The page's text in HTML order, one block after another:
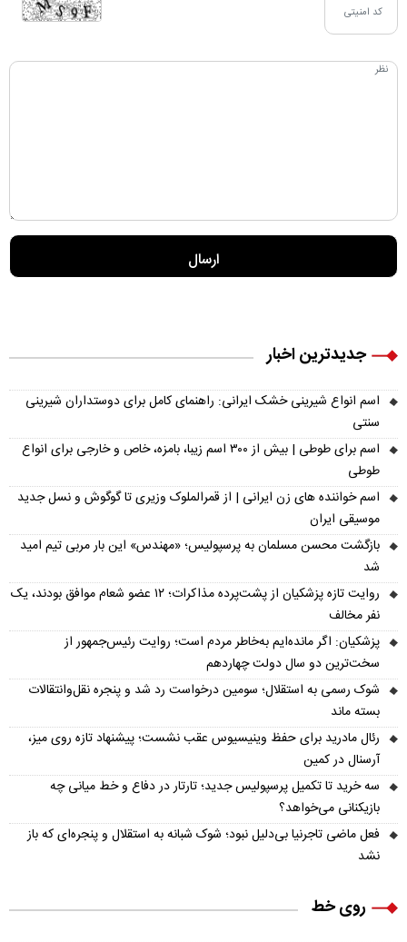
جدیدترین اخبار
اسم انواع شیرینی خشک ایرانی: راهنمای کامل برای دوستداران شیرینی
سنتی
اسم برای طوطی | بیش از ۳۰۰ اسم زیبا، بامزه، خاص و خارجی برای انواع
طوطی
اسم خواننده های زن ایرانی | از قمرالملوک وزیری تا گوگوش و نسل جدید
موسیقی ایران
بازگشت محسن مسلمان به پرسپولیس؛ «مهندس» این بار مربی تیم امید
شد
روایت تازه پزشکیان از پشت‌پرده مذاکرات؛ ۱۲ عضو شعام موافق بودند، یک
نفر مخالف
پزشکیان: اگر مانده‌ایم به‌خاطر مردم است؛ روایت رئیس‌جمهور از
سخت‌ترین دو سال دولت چهاردهم
شوک رسمی به استقلال؛ سومین درخواست رد شد و پنجره نقل‌وانتقالات
بسته ماند
رئال مادرید برای حفظ وینیسیوس عقب نشست؛ پیشنهاد تازه روی میز،
آرسنال در کمین
سه خرید تا تکمیل پرسپولیس جدید؛ تارتار در دفاع و خط میانی چه
بازیکنانی می‌خواهد؟
فعل ماضی تاجرنیا بی‌دلیل نبود؛ شوک شبانه به استقلال و پنجره‌ای که باز
نشد
روی خط